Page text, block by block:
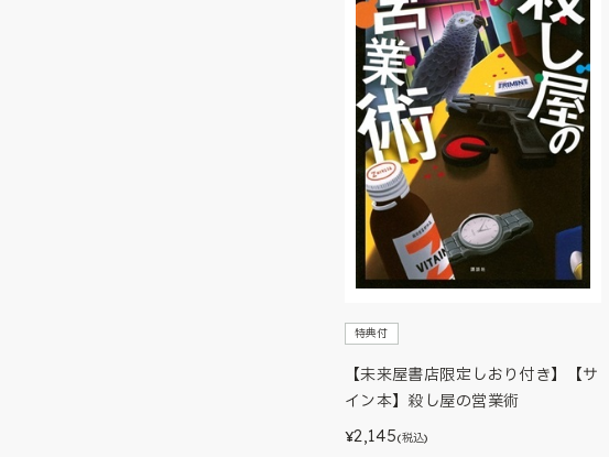
特典付
【未来屋書店限定しおり付き】【サ
イン本】殺し屋の営業術
¥2,145(税込)